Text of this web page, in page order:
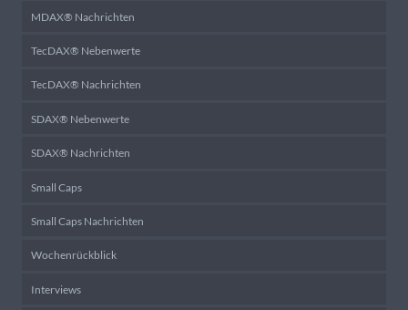
MDAX® Nachrichten
TecDAX® Nebenwerte
TecDAX® Nachrichten
SDAX® Nebenwerte
SDAX® Nachrichten
Small Caps
Small Caps Nachrichten
Wochenrückblick
Interviews